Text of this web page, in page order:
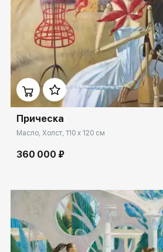
Домен:
Прическа
Масло, Холст, 110 x 120 см
360 000 ₽